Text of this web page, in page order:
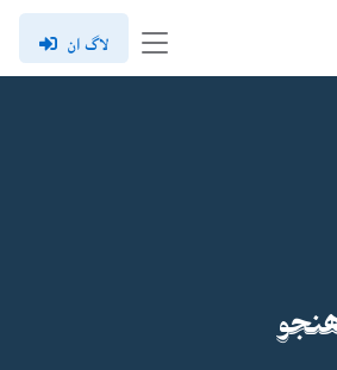
لاگ ان